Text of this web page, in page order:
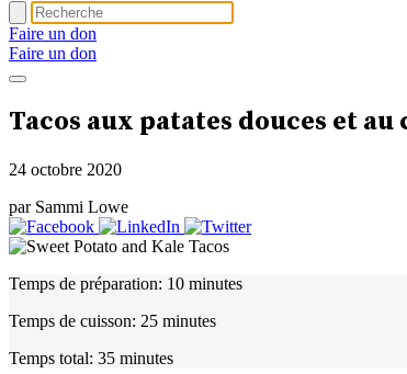
Faire un don
Faire un don
Tacos aux patates douces et au
24 octobre 2020
par Sammi Lowe
Temps de préparation: 10 minutes
Temps de cuisson: 25 minutes
Temps total: 35 minutes